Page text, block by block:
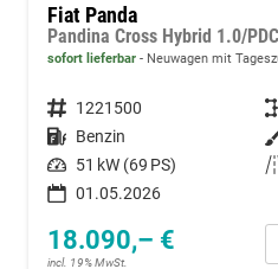
Fiat Panda
Pandina Cross Hybrid 1.0/
sofort lieferbar Neuwagen mit
Fahrzeugnummer 1221500
Kraftstoff Benzin
Leistung 51 kW (69 PS)
01.05.2026
18.090,– €
incl. 19% MwSt.